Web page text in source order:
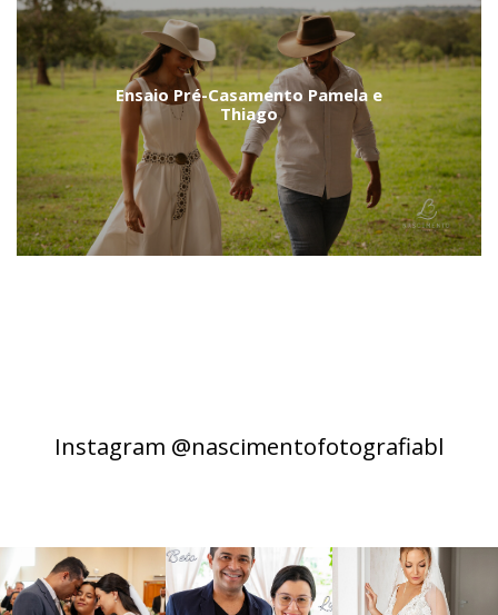
Ensaio Pré-Casamento Pamela e
Thiago
Instagram @nascimentofotografiabl